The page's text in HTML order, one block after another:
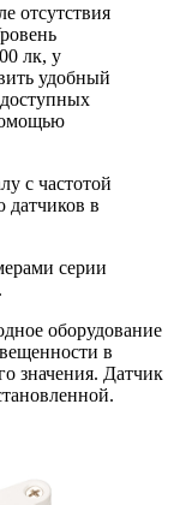
отсутствия
лк, у
удобный
с частотой
датчиков в
серии
оборудование
в
значения. Датчик